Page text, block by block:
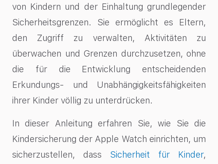
von Kindern und der Einhaltung grundlegender
Sicherheitsgrenzen. Sie ermöglicht es Eltern,
den Zugriff zu verwalten, Aktivitäten zu
überwachen und Grenzen durchzusetzen, ohne
die für die Entwicklung entscheidenden
Erkundungs- und Unabhängigkeitsfähigkeiten
ihrer Kinder völlig zu unterdrücken.
In dieser Anleitung erfahren Sie, wie Sie die
Kindersicherung der Apple Watch einrichten, um
sicherzustellen, dass Sicherheit für Kinder,